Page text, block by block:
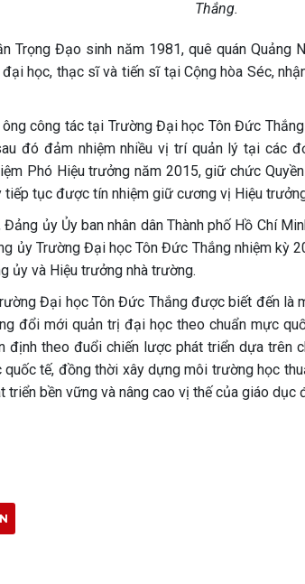
Thắng.
Trọng Đạo sinh năm 1981, quê quán Quảng
học, thạc sĩ và tiến sĩ tại Cộng hòa Séc,
công tác tại Trường Đại học Tôn Đức
đó đảm nhiệm nhiều vị trí quản lý tại các
Phó Hiệu trưởng năm 2015, giữ chức
tiếp tục được tín nhiệm giữ cương vị Hiệu
ủy Ủy ban nhân dân Thành phố Hồ Chí
ủy Trường Đại học Tôn Đức Thắng nhiệm kỳ
ủy và Hiệu trưởng nhà trường.
Đại học Tôn Đức Thắng được biết đến
đổi mới quản trị đại học theo chuẩn mực
định theo đuổi chiến lược phát triển dựa trên
tế, đồng thời xây dựng môi trường học
triển bền vững và nâng cao vị thế của giáo dục